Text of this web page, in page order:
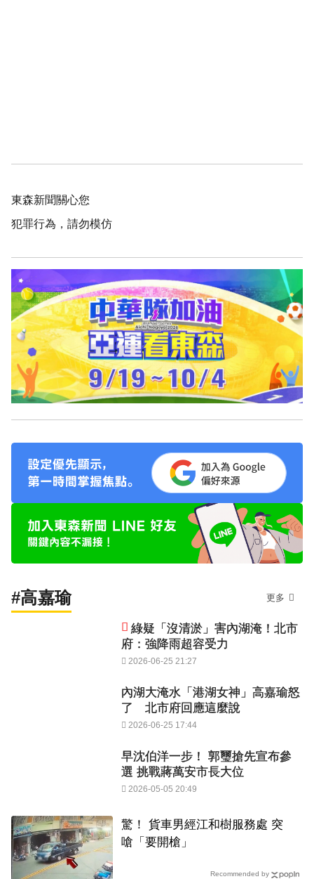
東森新聞關心您
犯罪行為，請勿模仿
#高嘉瑜 更多
綠疑「沒清淤」害內湖淹！北市
府：強降雨超容受力
2026-06-25 21:27
內湖大淹水「港湖女神」高嘉瑜怒
了 北市府回應這麼說
2026-06-25 17:44
早沈伯洋一步！ 郭璽搶先宣布參
選 挑戰蔣萬安市長大位
2026-05-05 20:49
驚！ 貨車男經江和樹服務處 突
嗆「要開槍」
Recommended by